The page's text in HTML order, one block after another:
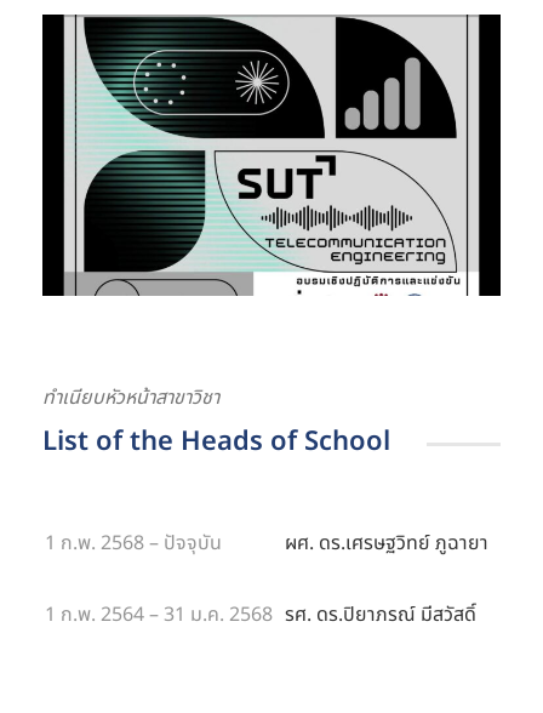
APRIL 1, 2025
ENGI ACE, NEWS & UPDATES
STUDENT ACTIVITY
ทำเนียบหัวหน้าสาขาวิชา
List of the Heads of School
1 ก.พ. 2568 – ปัจจุบัน ผศ. ดร.เศรษฐวิทย์ ภูฉายา
1 ก.พ. 2564 – 31 ม.ค. 2568 รศ. ดร.ปิยาภรณ์ มีสวัสดิ์